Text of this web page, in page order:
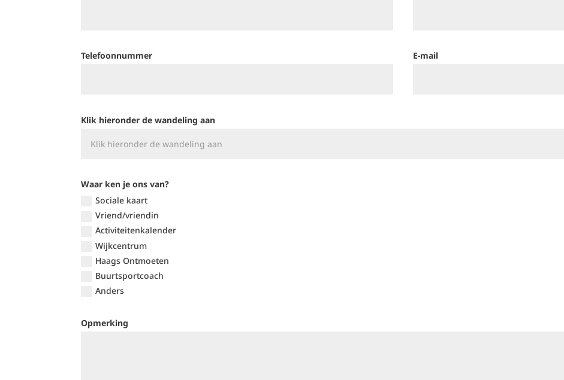
Telefoonnummer E-mail
Klik hieronder de wandeling aan
Waar ken je ons van?
Sociale kaart
Vriend/vriendin
Activiteitenkalender
Wijkcentrum
Haags Ontmoeten
Buurtsportcoach
Anders
Opmerking